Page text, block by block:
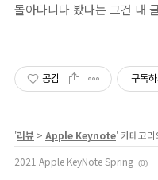
돌아다니다 봤다는 그건 내
공감 구독하
'리뷰 > Apple Keynote' 카테고
2021 Apple KeyNote Spring (0)